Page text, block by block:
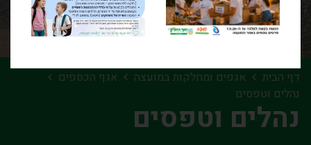
דף הבית אגפים ומחלקות במועצה
אגף הכספים
נהלים וטפסים
נהלים וטפסים